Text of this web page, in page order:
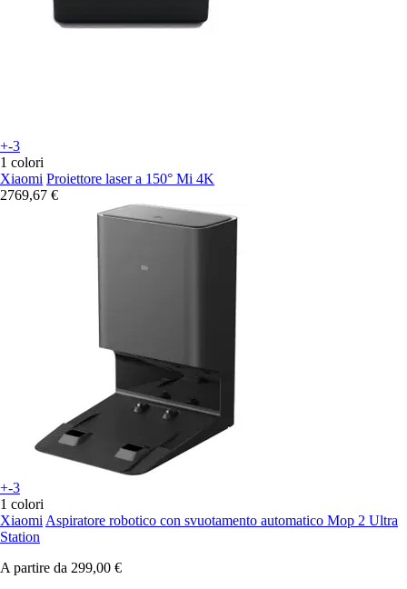
+-3
1 colori
Xiaomi Proiettore laser a 150° Mi 4K
2769,67 €
+-3
1 colori
Xiaomi Aspiratore robotico con svuotamento automatico Mop 2 Ultra
Station
A partire da 299,00 €